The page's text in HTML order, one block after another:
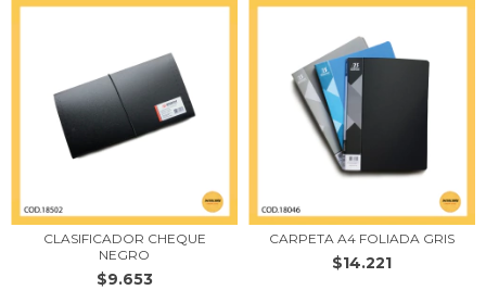
CLASIFICADOR CHEQUE
NEGRO
$9.653
CARPETA A4 FOLIADA GRIS
$14.221